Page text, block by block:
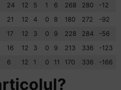
24 12 5 1 6 268 280
-12
21 12 4 0 8 180 272
-92
17 12 3 0 9 228 284
-56
16 12 3 0 9 213 336
-123
6 12 1 0 11 170 336 -166